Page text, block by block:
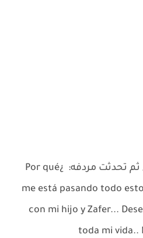
نظرت كريستينا اليه ببكاء ثم تحدثت مردفه: ¿Por qué
me está pasando todo
con mi hijo y Zafer...
toda mi vida..